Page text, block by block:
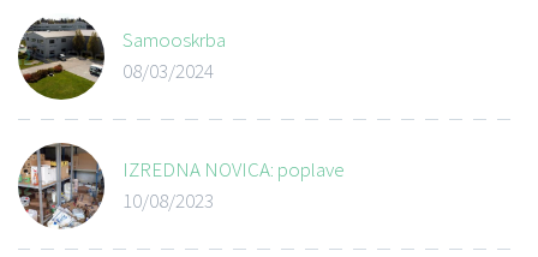
Samooskrba
08/03/2024
IZREDNA NOVICA: poplave
10/08/2023